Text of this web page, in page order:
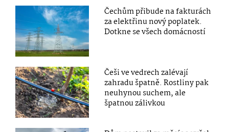
Čechům přibude na fakturách
za elektřinu nový poplatek.
Dotkne se všech domácností
Češi ve vedrech zalévají
zahradu špatně. Rostliny pak
neuhynou suchem, ale
špatnou zálivkou